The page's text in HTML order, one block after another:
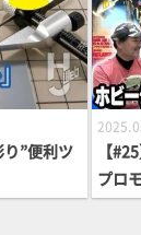
り”便利ツ
【
プロ